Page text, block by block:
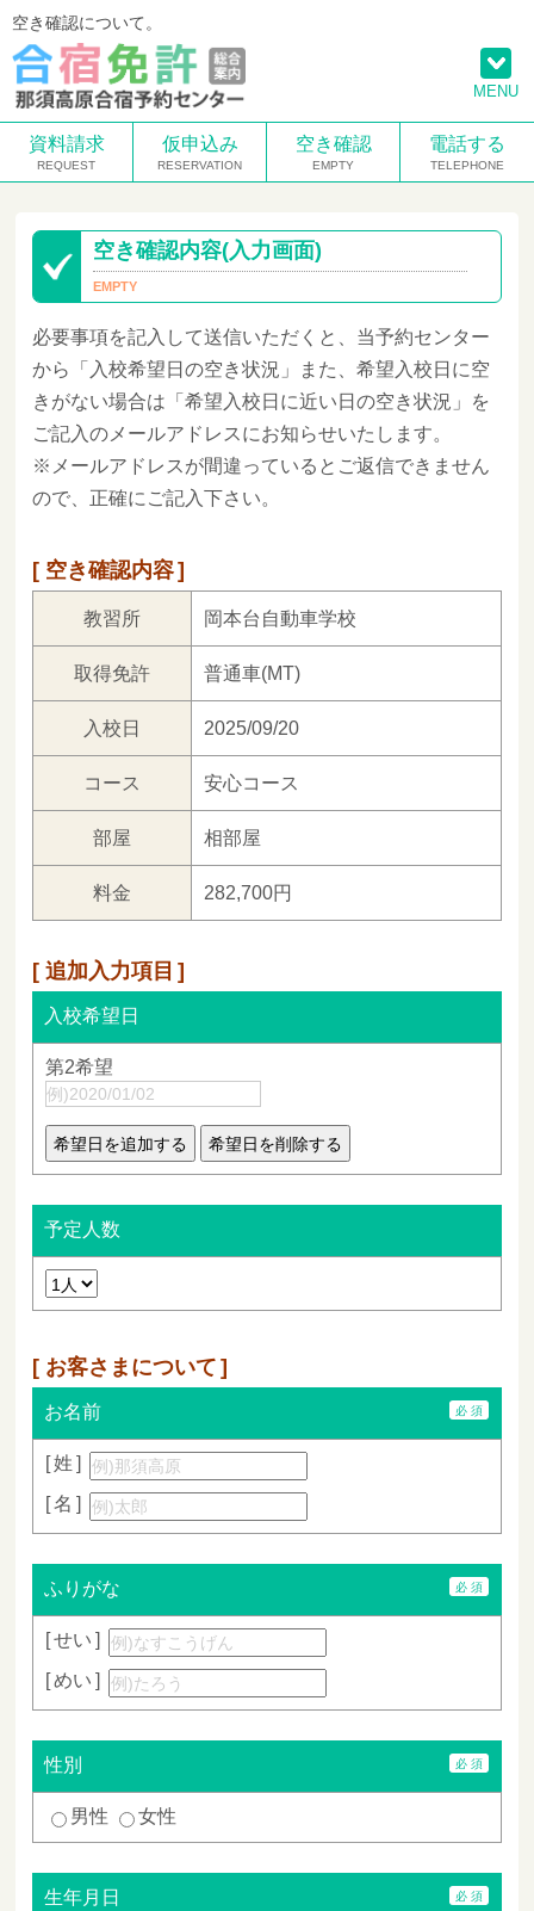
空き確認について。
資料請求 仮申込み 空き確認 電話する
空き確認内容(入力画面)
必要事項を記入して送信いただくと、当予約センター
から「入校希望日の空き状況」また、希望入校日に空
きがない場合は「希望入校日に近い日の空き状況」を
ご記入のメールアドレスにお知らせいたします。
※メールアドレスが間違っているとご返信できません
ので、正確にご記入下さい。
空き確認内容
教習所 岡本台自動車学校
取得免許 普通車(MT)
入校日 2025/09/20
コース 安心コース
部屋 相部屋
料金 282,700円
追加入力項目
入校希望日
第2希望
予定人数
お客さまについて
お名前
姓
名
ふりがな
せい
めい
性別
男性 女性
生年月日
MENU